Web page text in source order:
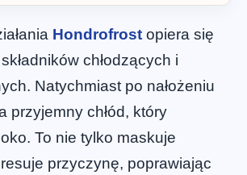
Hondrofrost opiera się
chłodzących i
Natychmiast po nałożeniu
przyjemny chłód, który
To nie tylko maskuje
przyczynę, poprawiając